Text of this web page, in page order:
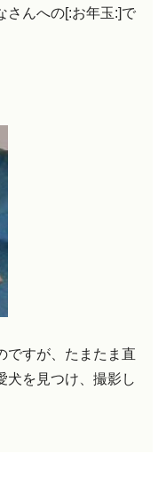
さんへの[:お年玉:]で
ですが、たまたま直
犬を見つけ、撮影し